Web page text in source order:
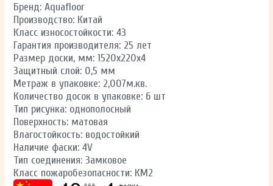
Бренд: Aquafloor
Производство: Китай
Класс износостойкости: 43
Гарантия производителя: 25 лет
Размер доски, мм: 1520x220x4
Защитный слой: 0,5 мм
Метраж в упаковке: 2,007м.кв.
Количество досок в упаковке: 6 шт
Тип рисунка: однополосный
Поверхность: матовая
Влагостойкость: водостойкий
Наличие фаски: 4V
Тип соединения: Замковое
Класс пожаробезопасности: КМ2